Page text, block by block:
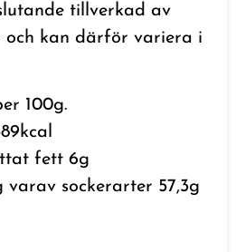
tillverkad av
kan därför variera i
100g.
fett 6g
varav sockerarter 57,3g